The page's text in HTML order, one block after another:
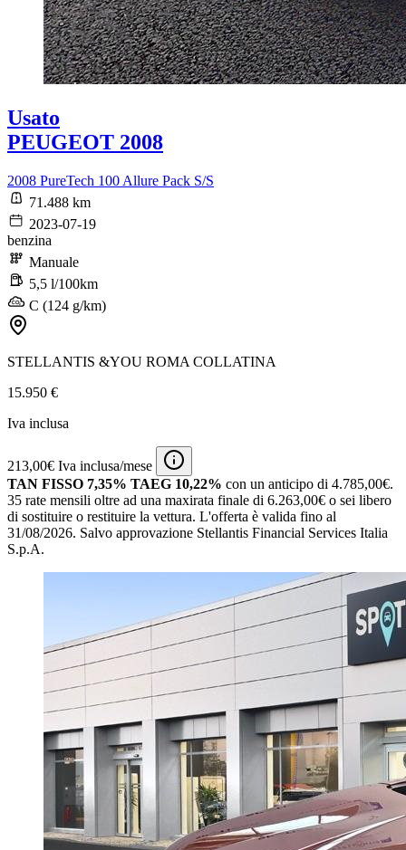
Usato
PEUGEOT 2008
2008 PureTech 100 Allure Pack S/S
71.488 km
2023-07-19
benzina
Manuale
5,5 l/100km
C (124 g/km)
STELLANTIS &YOU ROMA COLLATINA
15.950 €
Iva inclusa
213,00€ Iva inclusa/mese
TAN FISSO 7,35% TAEG 10,22% con un anticipo di 4.785,00€.
35 rate mensili oltre ad una maxirata finale di 6.263,00€ o sei libero
di sostituire o restituire la vettura. L'offerta è valida fino al
31/08/2026. Salvo approvazione Stellantis Financial Services Italia
S.p.A.